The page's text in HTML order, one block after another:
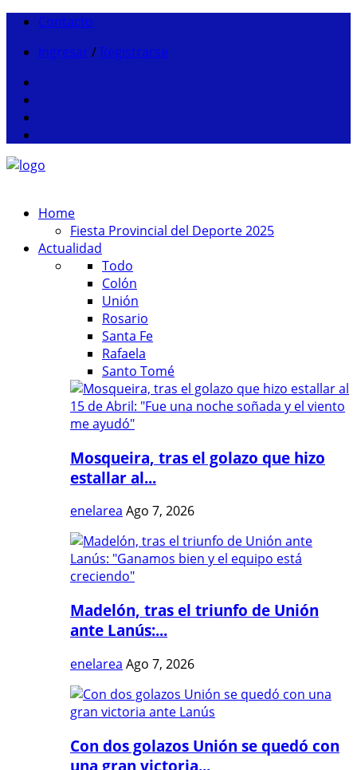
Contacto
Ingresar / Registrarse
Home
Fiesta Provincial del Deporte 2025
Actualidad
Todo
Colón
Unión
Rosario
Santa Fe
Rafaela
Santo Tomé
Mosqueira, tras el golazo que hizo
estallar al...
enelarea Ago 7, 2026
Madelón, tras el triunfo de Unión
ante Lanús:...
enelarea Ago 7, 2026
Con dos golazos Unión se quedó con
una gran victoria...